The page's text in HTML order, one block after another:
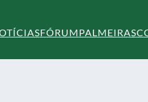
FÓRUMPALMEIRAS